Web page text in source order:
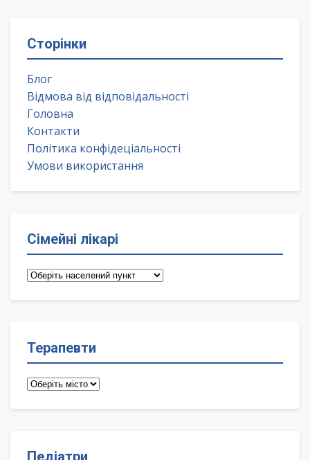
Сторінки
Блог
Відмова від відповідальності
Головна
Контакти
Політика конфідеціальності
Умови використання
Сімейні лікарі
Сімейні
Терапевти
Терапевти
Педіатри